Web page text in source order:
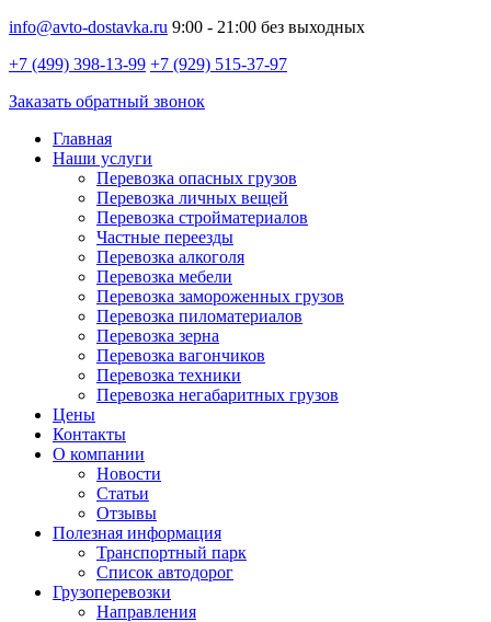
info@avto-dostavka.ru 9:00 - 21:00 без выходных
+7 (499) 398-13-99 +7 (929) 515-37-97
Заказать обратный звонок
Главная
Наши услуги
Перевозка опасных грузов
Перевозка личных вещей
Перевозка стройматериалов
Частные переезды
Перевозка алкоголя
Перевозка мебели
Перевозка замороженных грузов
Перевозка пиломатериалов
Перевозка зерна
Перевозка вагончиков
Перевозка техники
Перевозка негабаритных грузов
Цены
Контакты
О компании
Новости
Статьи
Отзывы
Полезная информация
Транспортный парк
Список автодорог
Грузоперевозки
Направления